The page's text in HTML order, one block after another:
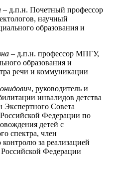
– д.п.н. Почетный профессор
научный
образования и
– д.п.н. профессор МПГУ,
образования и
речи и коммуникации
, руководитель и
инвалидов детства
Совета
Федерации по
детей с
спектра, член
за реализацией
Федерации